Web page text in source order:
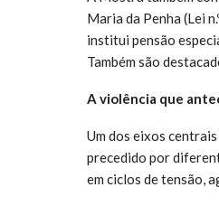
Maria da Penha (Lei
institui pensão
Também são
A violência que
Um dos eixos
precedido por
em ciclos de tensão,